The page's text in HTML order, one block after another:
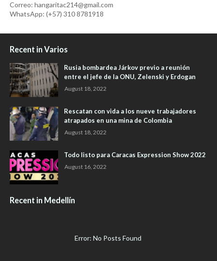
Correo: hangaritac214@gmail.com
WhatsApp: (+57) 310 8781918
Recent in Varios
Rusia bombardea Járkov previo a reunión
entre el jefe de la ONU, Zelenski y Erdogan
August 18, 2022
Rescatan con vida a los nueve trabajadores
atrapados en una mina de Colombia
August 18, 2022
Todo listo para Caracas Expression Show 2022
August 16, 2022
Recent in Medellín
Error: No Posts Found